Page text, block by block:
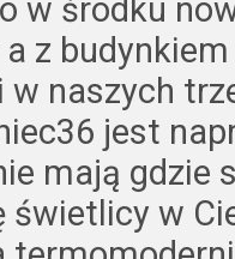
w środku
z
w naszych
jest
mają gdzie
świetlicy w